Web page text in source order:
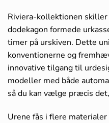
Riviera-kollektionen
dodekagon formede
timer på urskiven. Dette
konventionerne og
innovative tilgang til
modeller med både
så du kan vælge præcis
Urene fås i flere